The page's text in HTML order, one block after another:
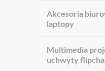
Akcesoria
laptopy
Multimedia
uchwyty